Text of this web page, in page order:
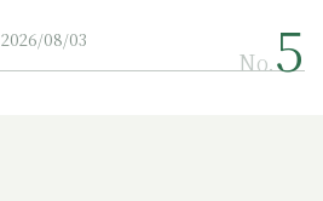
2026/08/03
No.